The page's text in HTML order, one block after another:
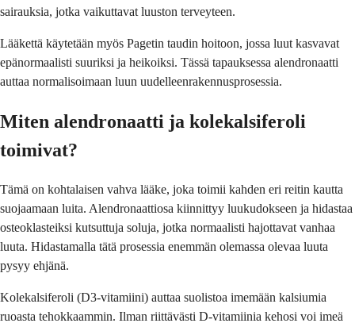
sairauksia, jotka vaikuttavat luuston terveyteen.
Lääkettä käytetään myös Pagetin taudin hoitoon, jossa luut kasvavat
epänormaalisti suuriksi ja heikoiksi. Tässä tapauksessa alendronaatti
auttaa normalisoimaan luun uudelleenrakennusprosessia.
Miten alendronaatti ja kolekalsiferoli
toimivat?
Tämä on kohtalaisen vahva lääke, joka toimii kahden eri reitin kautta
suojaamaan luita. Alendronaattiosa kiinnittyy luukudokseen ja hidastaa
osteoklasteiksi kutsuttuja soluja, jotka normaalisti hajottavat vanhaa
luuta. Hidastamalla tätä prosessia enemmän olemassa olevaa luuta
pysyy ehjänä.
Kolekalsiferoli (D3-vitamiini) auttaa suolistoa imemään kalsiumia
ruoasta tehokkaammin. Ilman riittävästi D-vitamiinia kehosi voi imeä